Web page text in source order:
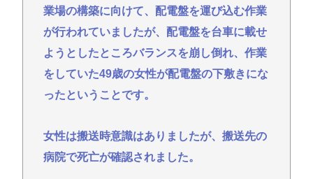
難聴で夫・ペーと「筆談」…自宅全焼から約1年
Powered by livedoor 相互RSS
業場の構築に向けて、配電盤を運び込む作業
が行われていましたが、配電盤を台車に載せ
ようとしたところバランスを崩し倒れ、作業
をしていた49歳の女性が配電盤の下敷きにな
ったということです。
女性は搬送時意識はありましたが、搬送先の
病院で死亡が確認されました。